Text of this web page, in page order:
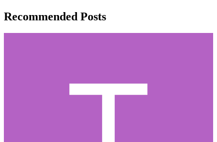
Recommended Posts